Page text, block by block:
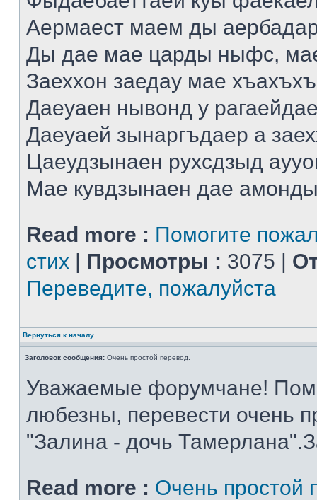
Аермаест маем ды
Ды дае мае царды ныфс,
Заеххон заедау мае
Даеуаен нывонд у
Даеуаей зынаргъдаер а
Цаеудзынаен рухсдзыд
Мае кувдзынаен дае
Read more : Помогите
стих | Просмотры : 3075 |
Переведите, пожалуйста
Вернуться к началу
Заголовок сообщения: Очень простой перевод.
Уважаемые форумчане!
любезны, перевести очень
"Залина - дочь
Read more : Очень простой